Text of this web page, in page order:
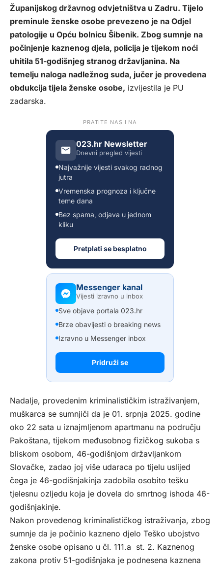
Županijskog državnog odvjetništva u Zadru. Tijelo
preminule ženske osobe prevezeno je na Odjel
patologije u Opću bolnicu Šibenik. Zbog sumnje na
počinjenje kaznenog djela, policija je tijekom noći
uhitila 51-godišnjeg stranog državljanina. Na
temelju naloga nadležnog suda, jučer je provedena
obdukcija tijela ženske osobe, izvijestila je PU
zadarska.
PRATITE NAS I NA
023.hr Newsletter
Dnevni pregled vijesti
Najvažnije vijesti svakog radnog
jutra
Vremenska prognoza i ključne
teme dana
Bez spama, odjava u jednom
kliku
Pretplati se besplatno
Messenger kanal
Vijesti izravno u inbox
Sve objave portala 023.hr
Brze obavijesti o breaking news
Izravno u Messenger inbox
Pridruži se
Nadalje, provedenim kriminalističkim istraživanjem,
muškarca se sumnjiči da je 01. srpnja 2025. godine
oko 22 sata u iznajmljenom apartmanu na području
Pakoštana, tijekom međusobnog fizičkog sukoba s
bliskom osobom, 46-godišnjom državljankom
Slovačke, zadao joj više udaraca po tijelu uslijed
čega je 46-godišnjakinja zadobila osobito tešku
tjelesnu ozljedu koja je dovela do smrtnog ishoda 46-
godišnjakinje.
Nakon provedenog kriminalističkog istraživanja, zbog
sumnje da je počinio kazneno djelo Teško ubojstvo
ženske osobe opisano u čl. 111.a st. 2. Kaznenog
zakona protiv 51-godišnjaka je podnesena kaznena